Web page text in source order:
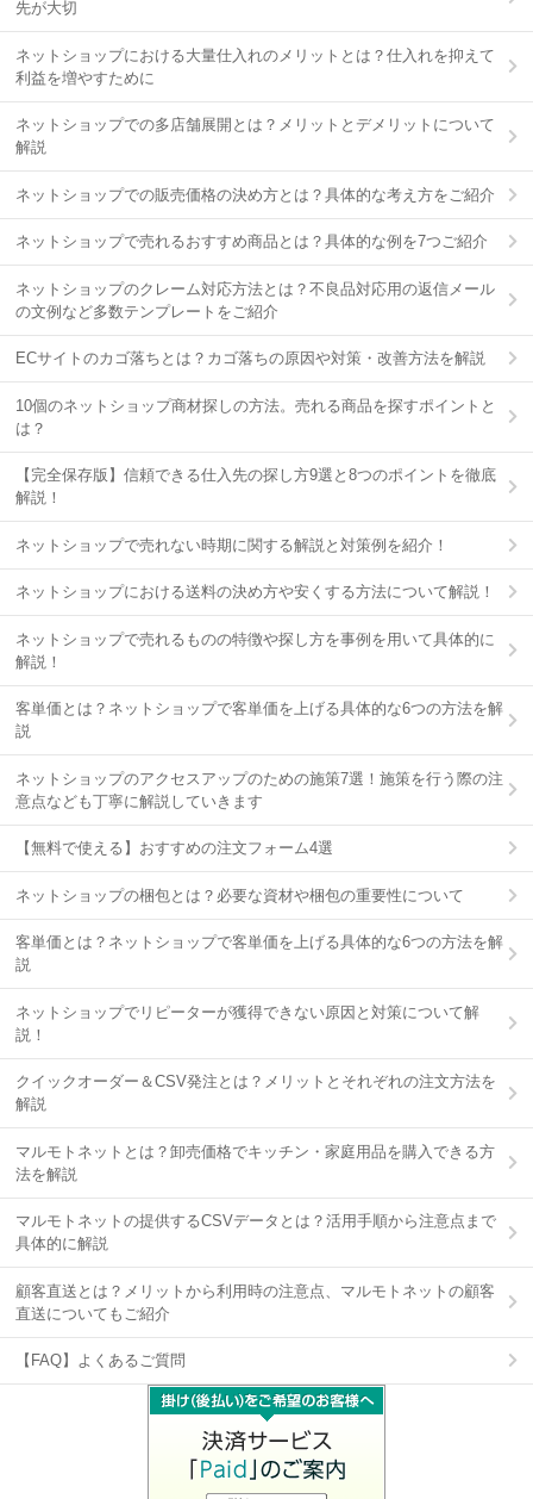
先が大切
ネットショップにおける大量仕入れのメリットとは？仕入れを抑えて
利益を増やすために
ネットショップでの多店舗展開とは？メリットとデメリットについて
解説
ネットショップでの販売価格の決め方とは？具体的な考え方をご紹介
ネットショップで売れるおすすめ商品とは？具体的な例を7つご紹介
ネットショップのクレーム対応方法とは？不良品対応用の返信メール
の文例など多数テンプレートをご紹介
ECサイトのカゴ落ちとは？カゴ落ちの原因や対策・改善方法を解説
10個のネットショップ商材探しの方法。売れる商品を探すポイントと
は？
【完全保存版】信頼できる仕入先の探し方9選と8つのポイントを徹底
解説！
ネットショップで売れない時期に関する解説と対策例を紹介！
ネットショップにおける送料の決め方や安くする方法について解説！
ネットショップで売れるものの特徴や探し方を事例を用いて具体的に
解説！
客単価とは？ネットショップで客単価を上げる具体的な6つの方法を解
説
ネットショップのアクセスアップのための施策7選！施策を行う際の注
意点なども丁寧に解説していきます
【無料で使える】おすすめの注文フォーム4選
ネットショップの梱包とは？必要な資材や梱包の重要性について
客単価とは？ネットショップで客単価を上げる具体的な6つの方法を解
説
ネットショップでリピーターが獲得できない原因と対策について解
説！
クイックオーダー＆CSV発注とは？メリットとそれぞれの注文方法を
解説
マルモトネットとは？卸売価格でキッチン・家庭用品を購入できる方
法を解説
マルモトネットの提供するCSVデータとは？活用手順から注意点まで
具体的に解説
顧客直送とは？メリットから利用時の注意点、マルモトネットの顧客
直送についてもご紹介
【FAQ】よくあるご質問